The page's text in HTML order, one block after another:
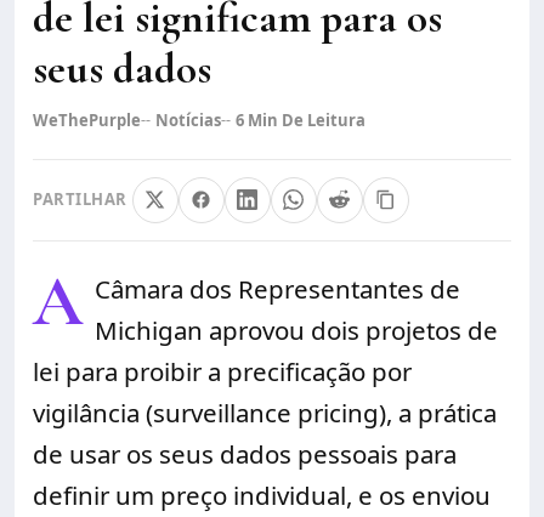
de lei significam para os
seus dados
WeThePurple Notícias 6 Min De Leitura
PARTILHAR
A Câmara dos Representantes de
Michigan aprovou dois projetos de
lei para proibir a precificação por
vigilância (surveillance pricing), a prática
de usar os seus dados pessoais para
definir um preço individual, e os enviou